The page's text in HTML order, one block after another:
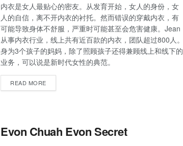
内衣是女人最贴心的密友。从发育开始，女人的身份，女
人的自信，离不开内衣的衬托。然而错误的穿戴内衣，有
可能导致身体不舒服，严重时可能甚至会危害健康。Jean
从事内衣行业，线上共有近百款的内衣，团队超过800人。
身为3个孩子的妈妈，除了照顾孩子还得兼顾线上和线下的
业务，可以说是新时代女性的典范。
READ MORE
Evon Chuah Evon Secret